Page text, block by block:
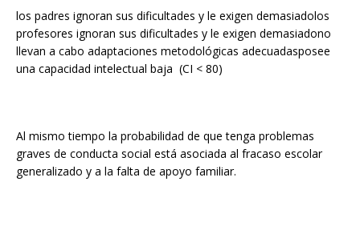
los padres ignoran sus dificultades y le exigen demasiadolos
profesores ignoran sus dificultades y le exigen demasiadono
llevan a cabo adaptaciones metodológicas adecuadasposee
una capacidad intelectual baja (CI < 80)
Al mismo tiempo la probabilidad de que tenga problemas
graves de conducta social está asociada al fracaso escolar
generalizado y a la falta de apoyo familiar.